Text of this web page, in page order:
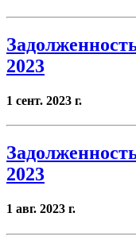
2023
1 сент. 2023 г.
2023
1 авг. 2023 г.